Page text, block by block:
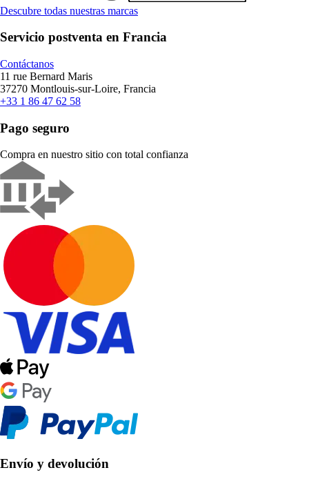
Descubre todas nuestras marcas
Servicio postventa en Francia
Contáctanos
11 rue Bernard Maris
37270 Montlouis-sur-Loire, Francia
+33 1 86 47 62 58
Pago seguro
Compra en nuestro sitio con total confianza
Envío y devolución